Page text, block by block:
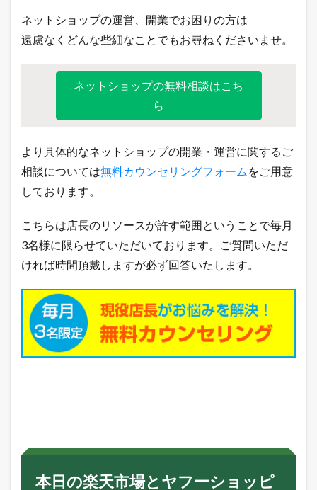
ネットショップの運営、開業でお困りの方は
遠慮なくどんな些細なことでもお尋ねくださいませ。
ネットショップの無料相談はこち
ら
より具体的なネットショップの開業・運営に関するご
相談については無料カウンセリングフォーム をご用意
しております。
こちらは店長のリソースが許す範囲ということで毎月
3名様に限らせていただいております。ご質問いただ
ければ時間頂戴しますが必ず回答いたします。
本日の楽天市場とヤフーショッピ